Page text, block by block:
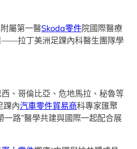
屬第一醫Skoda零件院國際醫療
——拉丁美洲足踝內科醫生團隊學
、哥倫比亞、危地馬拉、秘魯等
踝內汽車零件貿易商科專家匯聚
一路”醫學共建與國際一起配合展